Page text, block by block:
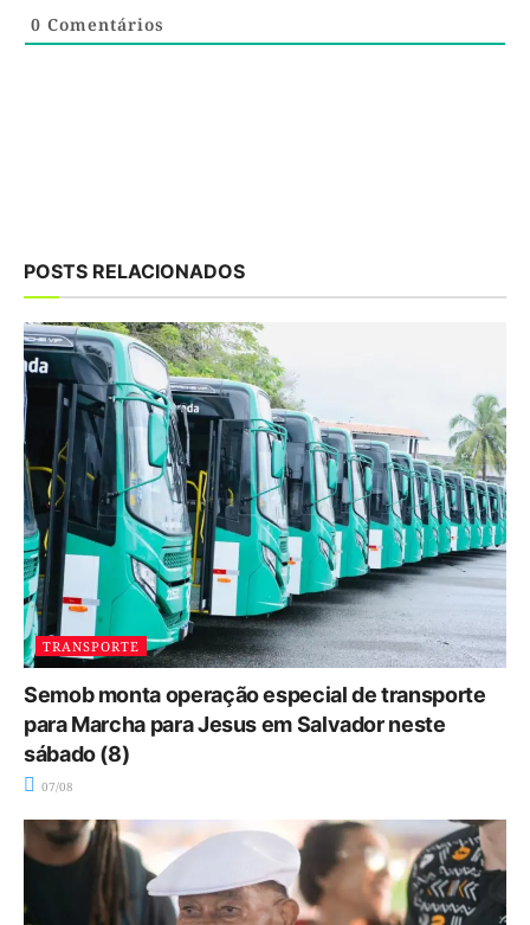
0 Comentários
POSTS RELACIONADOS
TRANSPORTE
Semob monta operação especial de transporte
para Marcha para Jesus em Salvador neste
sábado (8)
07/08